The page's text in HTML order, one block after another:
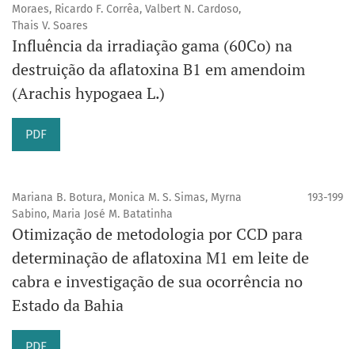
Moraes, Ricardo F. Corrêa, Valbert N. Cardoso,
Thais V. Soares
Influência da irradiação gama (60Co) na
destruição da aflatoxina B1 em amendoim
(Arachis hypogaea L.)
PDF
Mariana B. Botura, Monica M. S. Simas, Myrna
Sabino, Maria José M. Batatinha
193-199
Otimização de metodologia por CCD para
determinação de aflatoxina M1 em leite de
cabra e investigação de sua ocorrência no
Estado da Bahia
PDF